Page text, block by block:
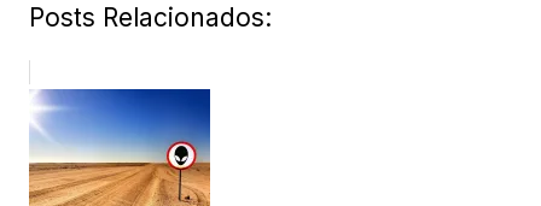
Posts Relacionados: